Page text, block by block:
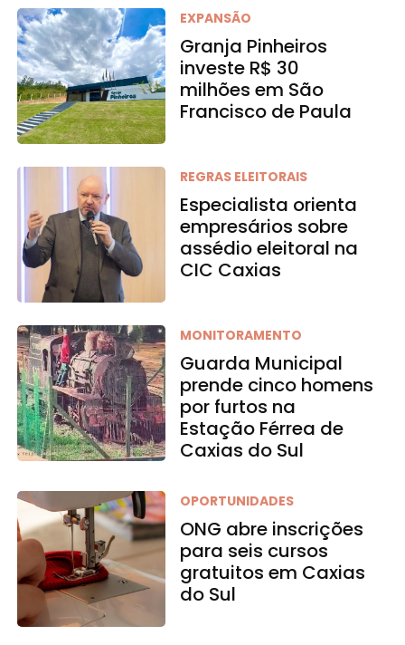
EXPANSÃO
Granja Pinheiros
investe R$ 30
milhões em São
Francisco de Paula
REGRAS ELEITORAIS
Especialista orienta
empresários sobre
assédio eleitoral na
CIC Caxias
MONITORAMENTO
Guarda Municipal
prende cinco homens
por furtos na
Estação Férrea de
Caxias do Sul
OPORTUNIDADES
ONG abre inscrições
para seis cursos
gratuitos em Caxias
do Sul